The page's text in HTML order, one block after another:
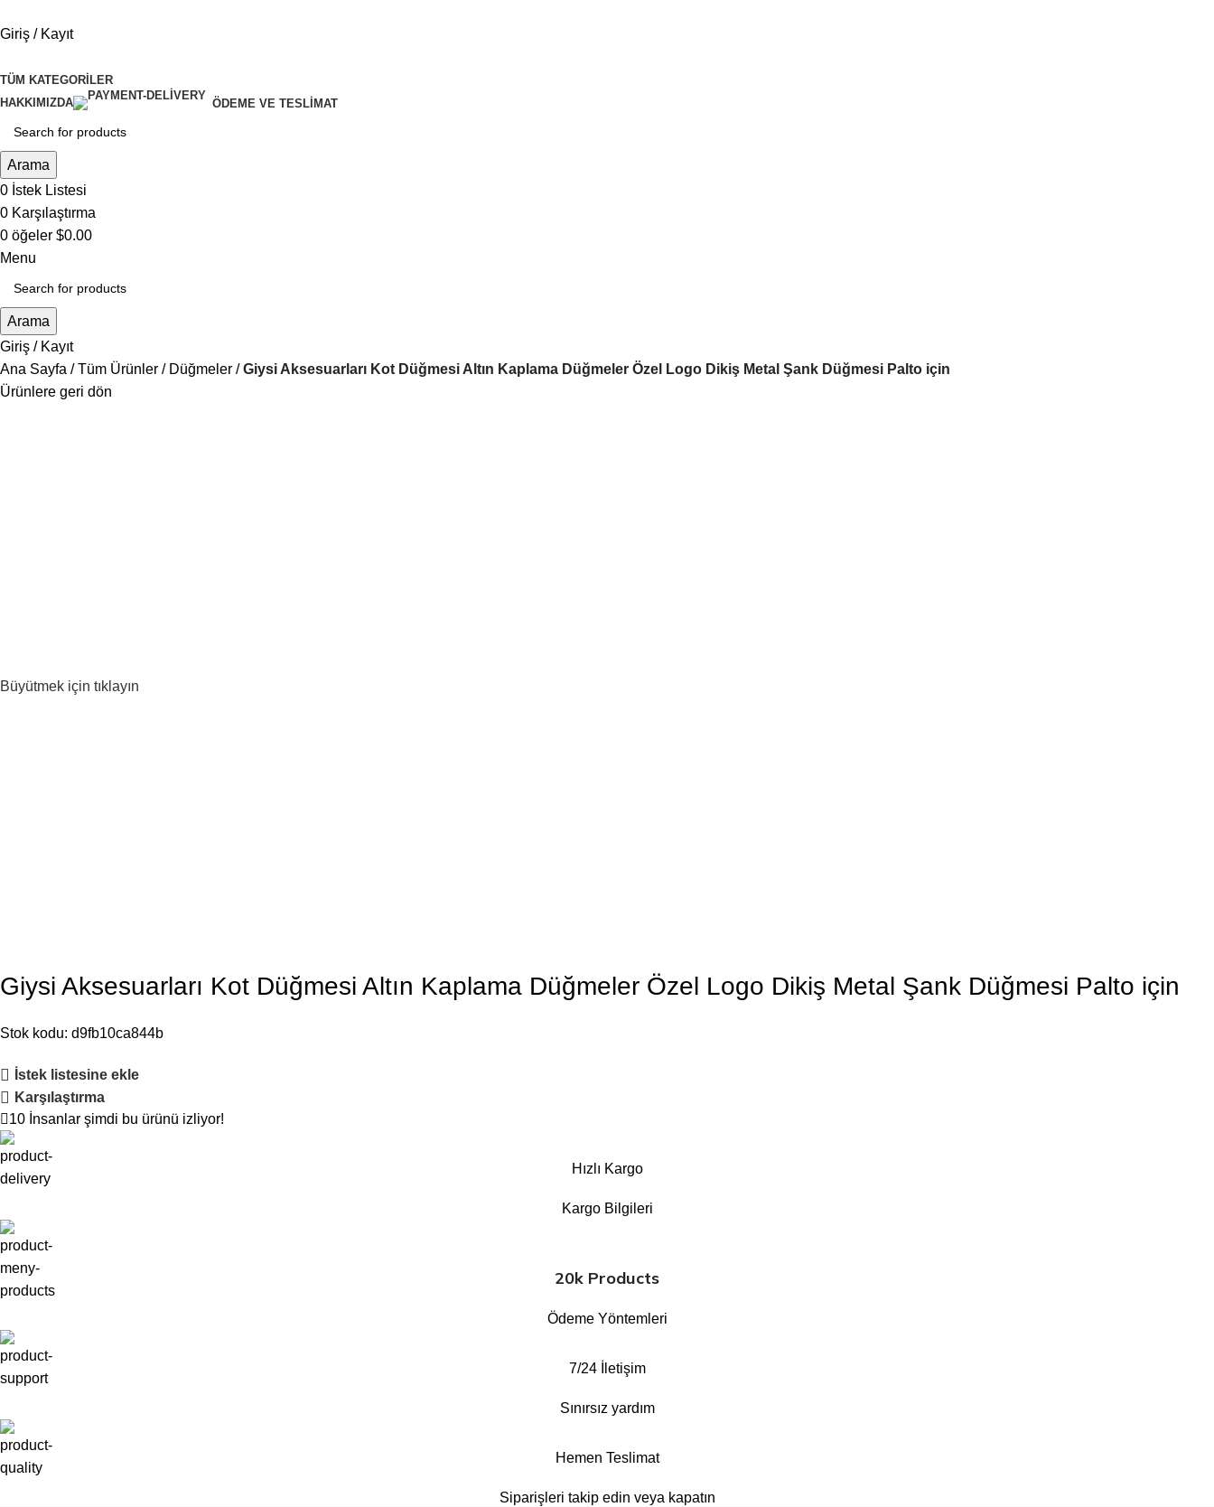
Giriş / Kayıt
TÜM KATEGORILER
HAKKIMIZDA
ÖDEME VE TESLIMAT
Arama
0 İstek Listesi
0 Karşılaştırma
0 öğeler $0.00
Menu
Arama
Giriş / Kayıt
Ana Sayfa
Tüm Ürünler Düğmeler
Giysi Aksesuarları Kot Düğmesi Altın Kaplama Düğmeler Özel Logo Dikiş Metal Şank Düğmesi Palto için
Ürünlere geri dön
Büyütmek için tıklayın
Giysi Aksesuarları Kot Düğmesi Altın Kaplama Düğmeler Özel Logo Dikiş Metal Şank Düğmesi Palto için
Stok kodu: d9fb10ca844b
İstek listesine ekle
Karşılaştırma
10 İnsanlar şimdi bu ürünü izliyor!
Hızlı Kargo
Kargo Bilgileri
20k Products
Ödeme Yöntemleri
7/24 İletişim
Sınırsız yardım
Hemen Teslimat
Siparişleri takip edin veya kapatın